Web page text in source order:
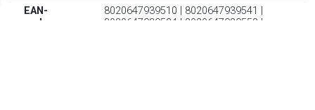
EAN-
codes:
8020647939510 | 8020647939541 |
8020647939534 | 8020647939558 |